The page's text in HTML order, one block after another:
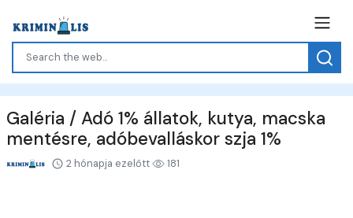
Galéria / Adó 1% állatok, kutya, macska
mentésre, adóbevalláskor szja 1%
2 hónapja ezelőtt 181